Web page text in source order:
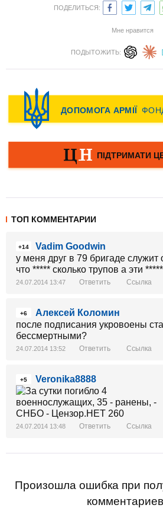
ПОДЕЛИТЬСЯ:
Мне нравится
ПОДЫТОЖИТЬ:
ТОП КОММЕНТАРИИ
+14
Vadim Goodwin
у меня друг в 79 бригаде служит
что ***** сколько трупов а эти
24.07.2014 13:47 Ответить Ссылка
+6
Алексей Коломин
после подписания укровоены
бессмертными?
24.07.2014 13:52 Ответить Ссылка
+5 Veronika8888
24.07.2014 13:48 Ответить Ссылка
Произошла ошибка при